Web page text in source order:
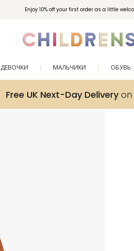
Enjoy 10% off your first order as a little
ДЕВОЧКИ МАЛЬЧИКИ ОБУВЬ
Free UK Next-Day Deliveryon